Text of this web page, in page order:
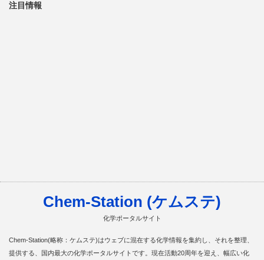
注目情報
Chem-Station (ケムステ)
化学ポータルサイト
Chem-Station(略称：ケムステ)はウェブに混在する化学情報を集約し、それを整理、
提供する、国内最大の化学ポータルサイトです。現在活動20周年を迎え、幅広い化